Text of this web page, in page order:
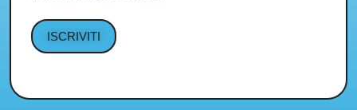
ISCRIVITI